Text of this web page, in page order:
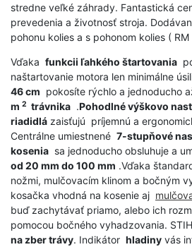
stredne veľké záhrady. Fantastická
prevedenia a životnosť stroja.
pohonu kolies a s pohonom kolies (
Vďaka funkcii ľahkého štartovania
naštartovanie motora len minimálne
46 cm pokosíte rýchlo a jednoducho
m 2 trávnika .Pohodlné výškovo
riadidlá zaisťujú príjemnú a
Centrálne umiestnené 7-stupňové
kosenia sa jednoducho obsluhuje a
od 20 mm do 100 mm .Vďaka
nožmi, mulčovacím klinom a bočným
kosačka vhodná na kosenie aj
buď zachytávať priamo, alebo ich
pomocou bočného vyhadzovania.
na zber trávy. Indikátor hladiny vás